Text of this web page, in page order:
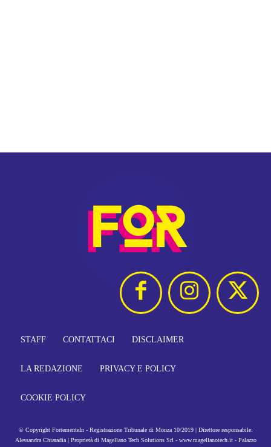
STAFF CONTATTACI DISCLAIMER
LA REDAZIONE PRIVACY E POLICY
COOKIE POLICY
© Copyright FortementeIn - Registrazione Tribunale di Monza 10/2019 | Direttore responsabile:
Alessandra Chiaradia | Proprietà di Magellano Tech Solutions Srl - www.magellanotech.it - Palazzo